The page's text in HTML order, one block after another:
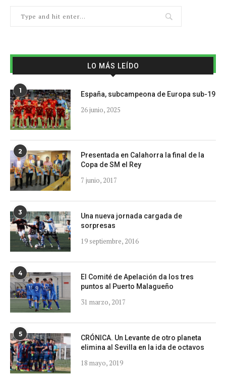
LO MÁS LEÍDO
1 España, subcampeona de Europa sub-19
26 junio, 2025
2
Presentada en Calahorra la final de la
Copa de SM el Rey
7 junio, 2017
3
Una nueva jornada cargada de
sorpresas
19 septiembre, 2016
4
El Comité de Apelación da los tres
puntos al Puerto Malagueño
31 marzo, 2017
5
CRÓNICA. Un Levante de otro planeta
elimina al Sevilla en la ida de octavos
18 mayo, 2019